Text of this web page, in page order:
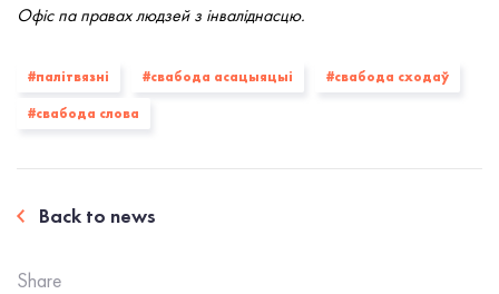
Офіс па правах людзей з інваліднасцю.
#палiтвязнi #свабода асацыяцыі #свабода сходаў
#свабода слова
Back to news
Share